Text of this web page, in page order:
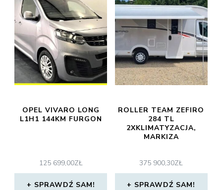
OPEL VIVARO LONG
L1H1 144KM FURGON
125 699,00ZŁ
SPRAWDŹ SAM!
ROLLER TEAM ZEFIRO
284 TL
2XKLIMATYZACJA,
MARKIZA
375 900,30ZŁ
SPRAWDŹ SAM!